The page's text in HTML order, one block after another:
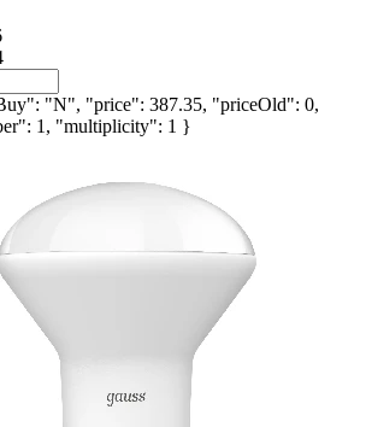
"N", "price": 387.35, "priceOld": 0,
1, "multiplicity": 1 }